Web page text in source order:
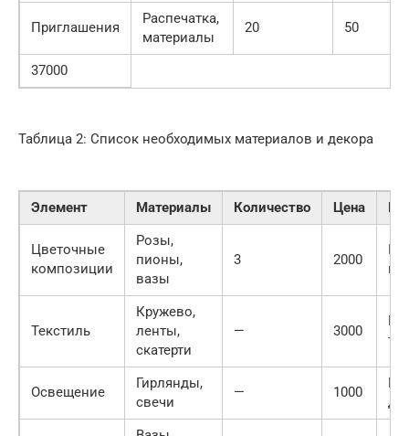
Приглашения
Распечатка,
материалы
20 50
37000
Таблица 2: Список необходимых материалов и декора
Элемент Материалы Количество Цена
Цветочные
композиции
Розы,
пионы,
вазы
3 2000
Текстиль
Кружево,
ленты,
скатерти
— 3000
Освещение
Гирлянды,
свечи
— 1000